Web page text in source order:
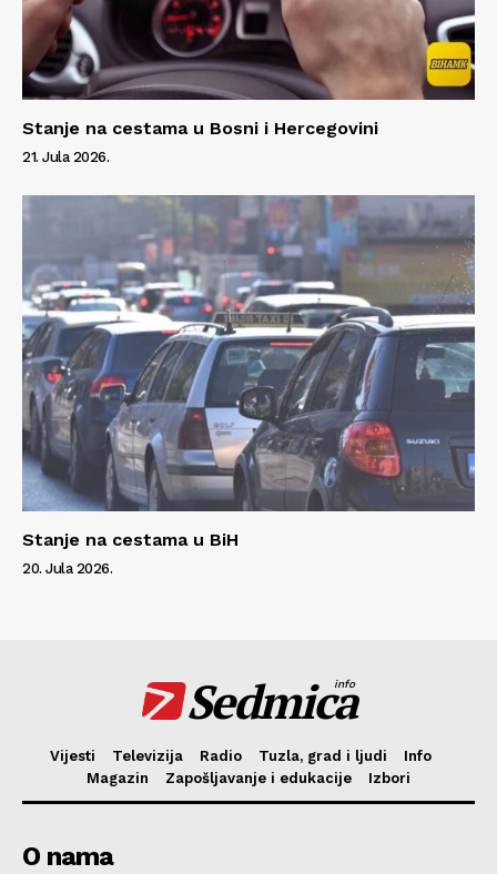
Stanje na cestama u Bosni i Hercegovini
21. Jula 2026.
Stanje na cestama u BiH
20. Jula 2026.
Sedmica
info
Vijesti Televizija Radio Tuzla, grad i ljudi
Info
Magazin
Zapošljavanje i edukacije Izbori
O nama